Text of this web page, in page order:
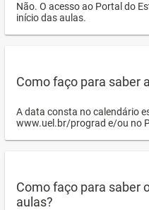
Não. O acesso ao Portal do
início das aulas.
Como faço para saber
A data consta no calendário
www.uel.br/prograd e/ou no
Como faço para saber
aulas?